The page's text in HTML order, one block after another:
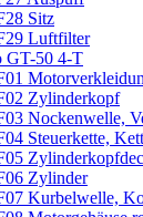
Sitz
Luftfilter
GT-50 4-T
Zylinderkopf
Nockenwelle,
Steuerkette,
Zylinder
Kurbelwelle,